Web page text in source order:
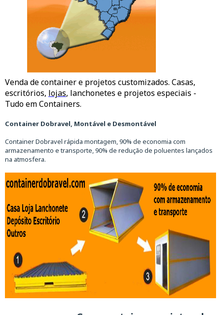
Venda de container e projetos customizados. Casas,
escritórios, lojas, lanchonetes e projetos especiais -
Tudo em Containers.
Container Dobravel, Montável e Desmontável
Container Dobravel rápida montagem, 90% de economia com
armazenamento e transporte, 90% de redução de poluentes lançados
na atmosfera.